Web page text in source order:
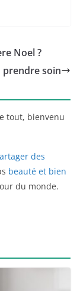
Noel ?
prendre soin
tout, bienvenu
des
beauté et bien
du monde.